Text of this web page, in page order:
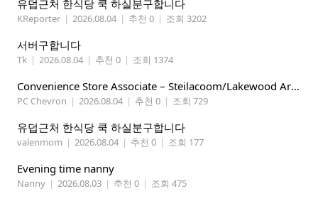
유덥근처 한식당 쿡 하실분구합니다
KReporter | 2026.08.04 | 추천 0 | 조회 3202
서버구합니다
Tk | 2026.08.04 | 추천 0 | 조회 1374
Convenience Store Associate – Steilacoom/Lakewood Area, $19 -$21/hr
PC Chevron | 2026.08.04 | 추천 0 | 조회 729
유덥근처 한식당 쿡 하실분구합니다
valenmom | 2026.08.04 | 추천 0 | 조회 177
Evening time nanny
Nanny | 2026.08.03 | 추천 0 | 조회 475